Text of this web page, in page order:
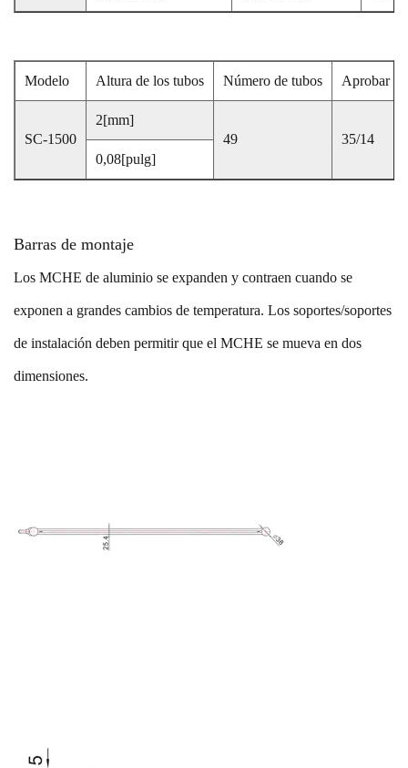
Modelo Altura de los tubos Número de tubos Aprobar
SC-1500
2[mm]
49
35/14
0,08[pulg]
Barras de montaje
Los MCHE de aluminio se expanden y contraen cuando se
exponen a grandes cambios de temperatura. Los soportes/soportes
de instalación deben permitir que el MCHE se mueva en dos
dimensiones.